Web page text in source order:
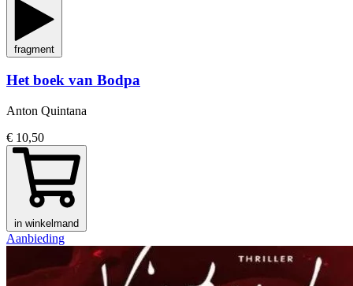
fragment
Het boek van Bodpa
Anton Quintana
€ 10,50
in winkelmand
Aanbieding